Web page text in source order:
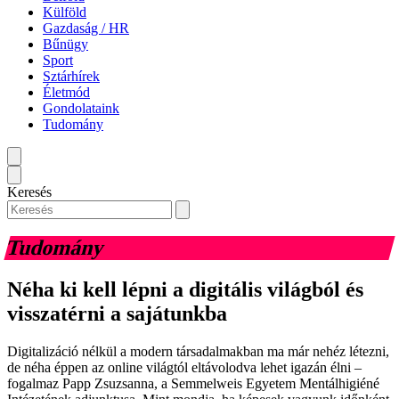
Külföld
Gazdaság / HR
Bűnügy
Sport
Sztárhírek
Életmód
Gondolataink
Tudomány
Keresés
Tudomány
Néha ki kell lépni a digitális világból és
visszatérni a sajátunkba
Digitalizáció nélkül a modern társadalmakban ma már nehéz létezni,
de néha éppen az online világtól eltávolodva lehet igazán élni –
fogalmaz Papp Zsuzsanna, a Semmelweis Egyetem Mentálhigiéné